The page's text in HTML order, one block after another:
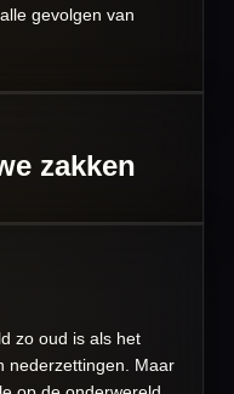
gevolgen van
zakken
zo oud is als het
nederzettingen. Maar